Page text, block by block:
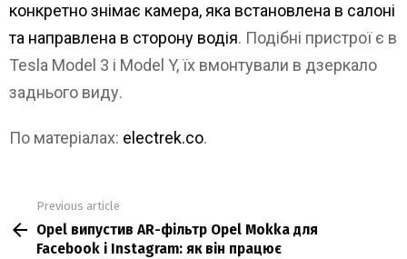
конкретно знімає камера, яка встановлена в салоні
та направлена в сторону водія. Подібні пристрої є в
Tesla Model 3 і Model Y, їх вмонтували в дзеркало
заднього виду.
По матеріалах: electrek.co.
more
Previous article
Opel випустив AR-фільтр Opel Mokka для
Facebook і Instagram: як він працює